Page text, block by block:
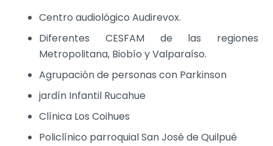
Centro audiológico Audirevox.
Diferentes CESFAM de las regiones
Metropolitana, Biobío y Valparaíso.
Agrupación de personas con Parkinson
jardín Infantil Rucahue
Clínica Los Coihues
Policlínico parroquial San José de Quilpué